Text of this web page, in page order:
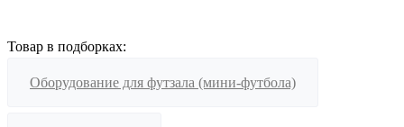
Товар в подборках:
Оборудование для футзала (мини-футбола)